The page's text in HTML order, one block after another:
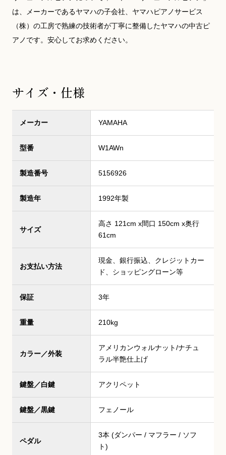
は、メーカーであるヤマハの子会社、ヤマハピアノサービス
（株）の工房で熟練の技術者が丁寧に整備したヤマハの中古ピ
アノです。安心してお求めください。
サイズ・仕様
メーカー YAMAHA
型番 W1AWn
製造番号 5156926
製造年 1992年製
サイズ
高さ 121cm x間口 150cm x奥行
61cm
お支払い方法
現金、銀行振込、クレジットカー
ド、ショッピングローン等
保証 3年
重量 210kg
カラー／外装
アメリカンウォルナット/ナチュ
ラル半艶仕上げ
鍵盤／白鍵 アクリペット
鍵盤／黒鍵 フェノール
ペダル
3本 (ダンパー / マフラー / ソフ
ト)